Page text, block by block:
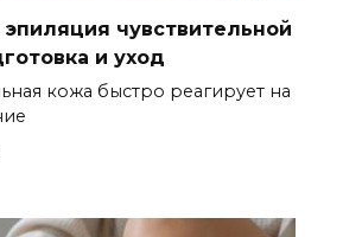
чувствительной
и уход
кожа быстро реагирует на